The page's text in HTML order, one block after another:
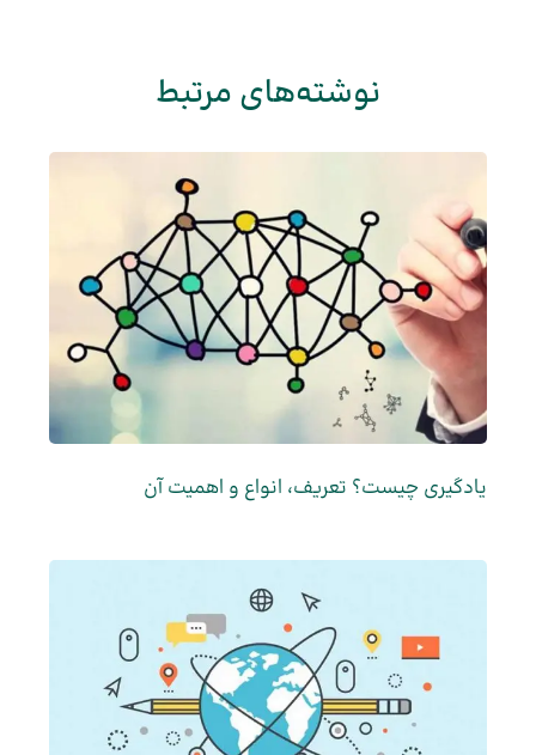
نوشته‌های مرتبط
یادگیری چیست؟ تعریف، انواع و اهمیت آن